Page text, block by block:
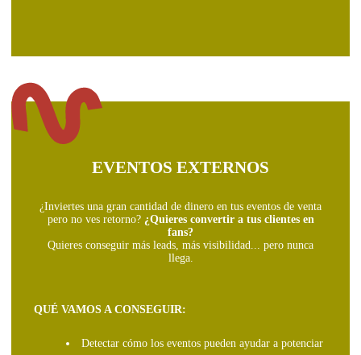
EVENTOS EXTERNOS
¿Inviertes una gran cantidad de dinero en tus eventos de venta
pero no ves retorno? ¿Quieres convertir a tus clientes en
fans?
Quieres conseguir más leads, más visibilidad... pero nunca
llega.
QUÉ VAMOS A CONSEGUIR:
Detectar cómo los eventos pueden ayudar a potenciar